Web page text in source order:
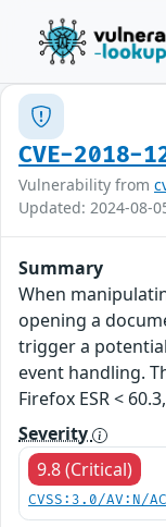
CVE-2018-
Vulnerability from
Updated: 2024-08-
Summary
When
opening a
trigger a
event handling.
Firefox ESR <
Severity
9.8 (Critical)
CVSS:3.0/AV:N/